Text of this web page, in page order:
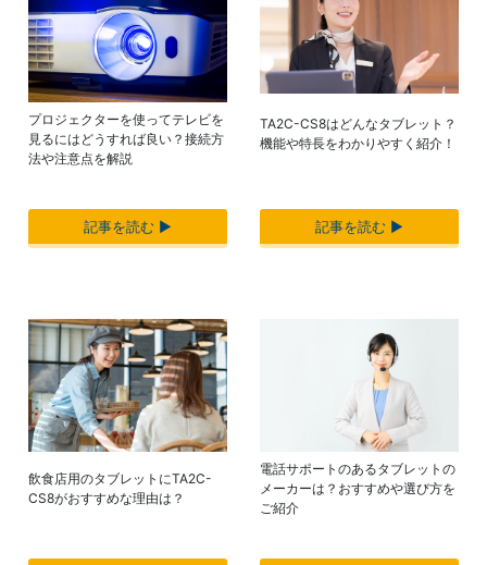
プロジェクターを使ってテレビを
見るにはどうすれば良い？接続方
法や注意点を解説
記事を読む ▶︎
TA2C-CS8はどんなタブレット？
機能や特長をわかりやすく紹介！
記事を読む ▶︎
飲食店用のタブレットにTA2C-
CS8がおすすめな理由は？
電話サポートのあるタブレットの
メーカーは？おすすめや選び方を
ご紹介